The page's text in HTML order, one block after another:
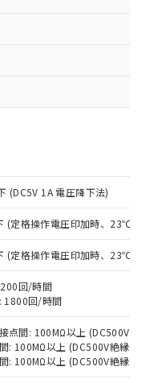
(DC5V 1A 電圧降下法)
(定格操作電圧印加時、23℃、
(定格操作電圧印加時、23℃、
回/時間
1800回/時間
点間: 100MΩ以上 (DC500V絶
: 100MΩ以上 (DC500V絶縁抵
: 100MΩ以上 (DC500V絶縁抵
同意のうえ
機器事業取扱
び標準価格
くもので
品の中には、
る商品もある
予定のある
（10物質）の
応品を出す予
（10物質）の
は確認中の
無形物で、有
す。
有部品として
た場合などや
中国RoHSの
す。
中国RoHSの
します。
のうち、外国